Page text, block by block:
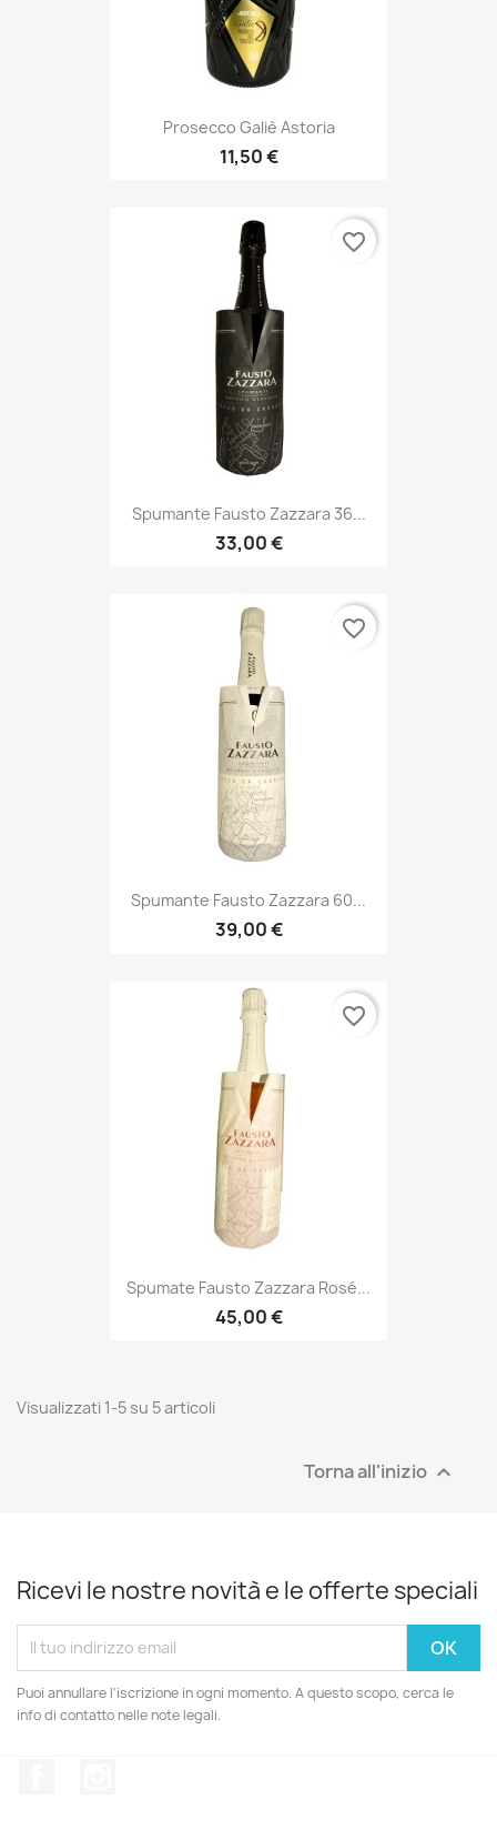
Prosecco Galiè Astoria
11,50 €
Spumante Fausto Zazzara 36...
33,00 €
favorite_border
Spumante Fausto Zazzara 60...
39,00 €
favorite_border
Spumate Fausto Zazzara Rosé...
45,00 €
favorite_border
Visualizzati 1-5 su 5 articoli
Torna all'inizio 
Ricevi le nostre novità e le offerte speciali
Puoi annullare l'iscrizione in ogni momento. A questo scopo, cerca le
info di contatto nelle note legali.